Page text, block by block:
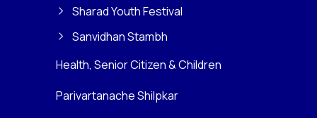
Sharad Youth Festival
Sanvidhan Stambh
Health, Senior Citizen & Children
Parivartanache Shilpkar